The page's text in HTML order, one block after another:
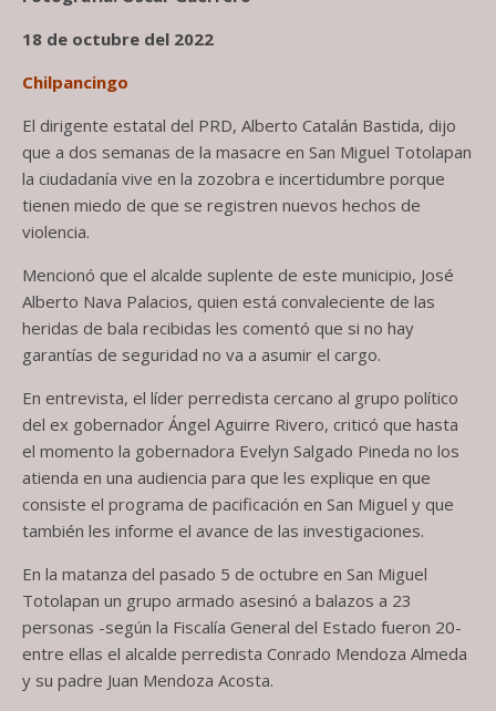
18 de octubre del 2022
Chilpancingo
El dirigente estatal del PRD, Alberto Catalán Bastida, dijo
que a dos semanas de la masacre en San Miguel Totolapan
la ciudadanía vive en la zozobra e incertidumbre porque
tienen miedo de que se registren nuevos hechos de
violencia.
Mencionó que el alcalde suplente de este municipio, José
Alberto Nava Palacios, quien está convaleciente de las
heridas de bala recibidas les comentó que si no hay
garantías de seguridad no va a asumir el cargo.
En entrevista, el líder perredista cercano al grupo político
del ex gobernador Ángel Aguirre Rivero, criticó que hasta
el momento la gobernadora Evelyn Salgado Pineda no los
atienda en una audiencia para que les explique en que
consiste el programa de pacificación en San Miguel y que
también les informe el avance de las investigaciones.
En la matanza del pasado 5 de octubre en San Miguel
Totolapan un grupo armado asesinó a balazos a 23
personas -según la Fiscalía General del Estado fueron 20-
entre ellas el alcalde perredista Conrado Mendoza Almeda
y su padre Juan Mendoza Acosta.